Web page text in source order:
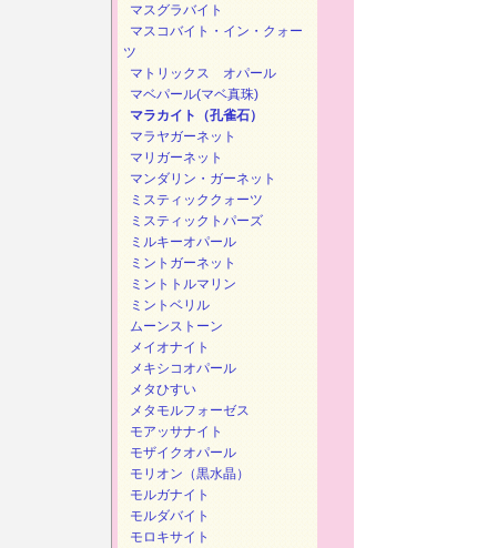
マスグラバイト
マスコバイト・イン・クォー
ツ
マトリックス オパール
マベパール(マベ真珠)
マラカイト（孔雀石）
マラヤガーネット
マリガーネット
マンダリン・ガーネット
ミスティッククォーツ
ミスティックトパーズ
ミルキーオパール
ミントガーネット
ミントトルマリン
ミントベリル
ムーンストーン
メイオナイト
メキシコオパール
メタひすい
メタモルフォーゼス
モアッサナイト
モザイクオパール
モリオン（黒水晶）
モルガナイト
モルダバイト
モロキサイト